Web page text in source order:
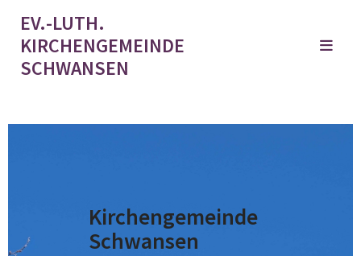
EV.-LUTH.
KIRCHENGEMEINDE
SCHWANSEN
Kirchengemeinde
Schwansen